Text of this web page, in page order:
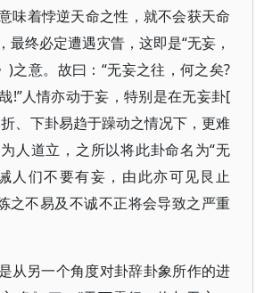
味着悖逆天命之性，就不会获天命
最终必定遭遇灾眚，这即是“无妄，
)之意。故曰：“无妄之往，何之矣?
!”人情亦动于妄，特别是在无妄卦[
、下卦易趋于躁动之情况下，更难
人道立，之所以将此卦命名为“无
人们不要有妄，由此亦可见艮止
之不易及不诚不正将会导致之严重
从另一个角度对卦辞卦象所作的进